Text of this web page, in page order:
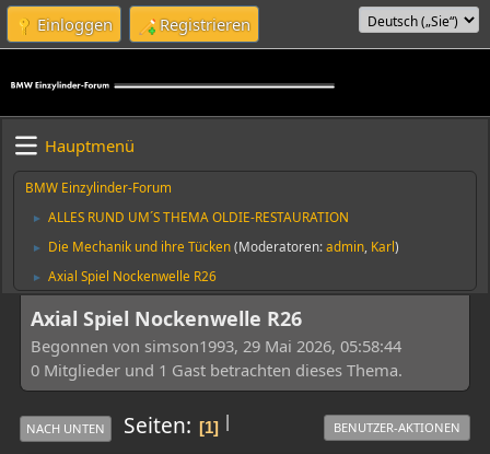
Einloggen Registrieren
Hauptmenü
BMW Einzylinder-Forum
► ALLES RUND UM´S THEMA OLDIE-RESTAURATION
► Die Mechanik und ihre Tücken(Moderatoren:admin Karl)
► Axial Spiel Nockenwelle R26
Axial Spiel Nockenwelle R26
Begonnen von simson1993, 29 Mai 2026, 05:58:44
0 Mitglieder und 1 Gast betrachten dieses Thema.
|
NACH UNTEN Seiten 1 BENUTZER-AKTIONEN